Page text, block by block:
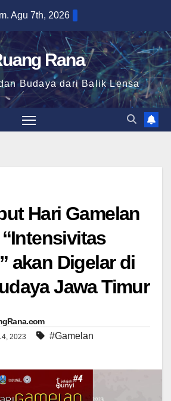
Agu 7th, 2026
Rana
Budaya dari Balik Lensa
Hari Gamelan
akan Digelar di
Jawa Timur
2023 #Gamelan